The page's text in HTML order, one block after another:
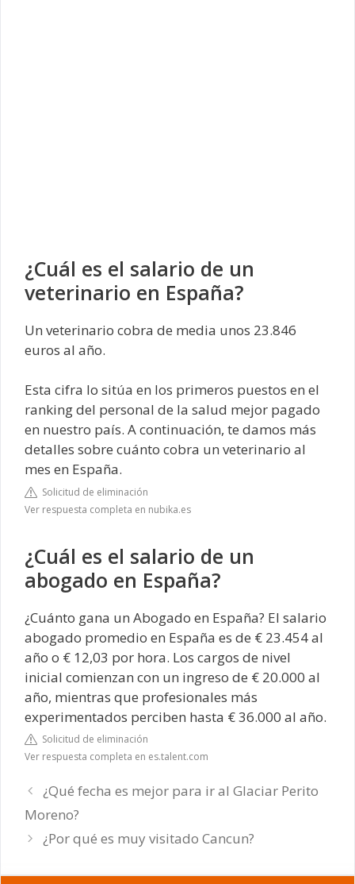
¿Cuál es el salario de un
veterinario en España?
Un veterinario cobra de media unos 23.846
euros al año.
Esta cifra lo sitúa en los primeros puestos en el
ranking del personal de la salud mejor pagado
en nuestro país. A continuación, te damos más
detalles sobre cuánto cobra un veterinario al
mes en España.
Solicitud de eliminación
Ver respuesta completa en nubika.es
¿Cuál es el salario de un
abogado en España?
¿Cuánto gana un Abogado en España? El salario
abogado promedio en España es de € 23.454 al
año o € 12,03 por hora. Los cargos de nivel
inicial comienzan con un ingreso de € 20.000 al
año, mientras que profesionales más
experimentados perciben hasta € 36.000 al año.
Solicitud de eliminación
Ver respuesta completa en es.talent.com
¿Qué fecha es mejor para ir al Glaciar Perito
Moreno?
¿Por qué es muy visitado Cancun?